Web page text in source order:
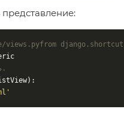
views.pyfrom
: